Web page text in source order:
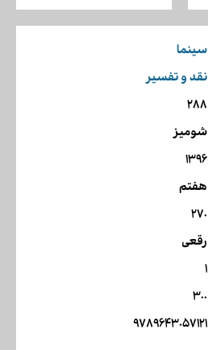
سینما
نقد و تفسیر
288
شومیز
1396
هفتم
270
رقعی
1
300
9789643057121